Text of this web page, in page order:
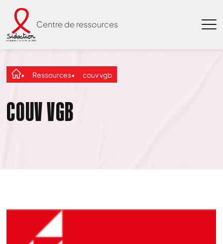
Centre de ressources
Ressources couv vgb
COUV VGB